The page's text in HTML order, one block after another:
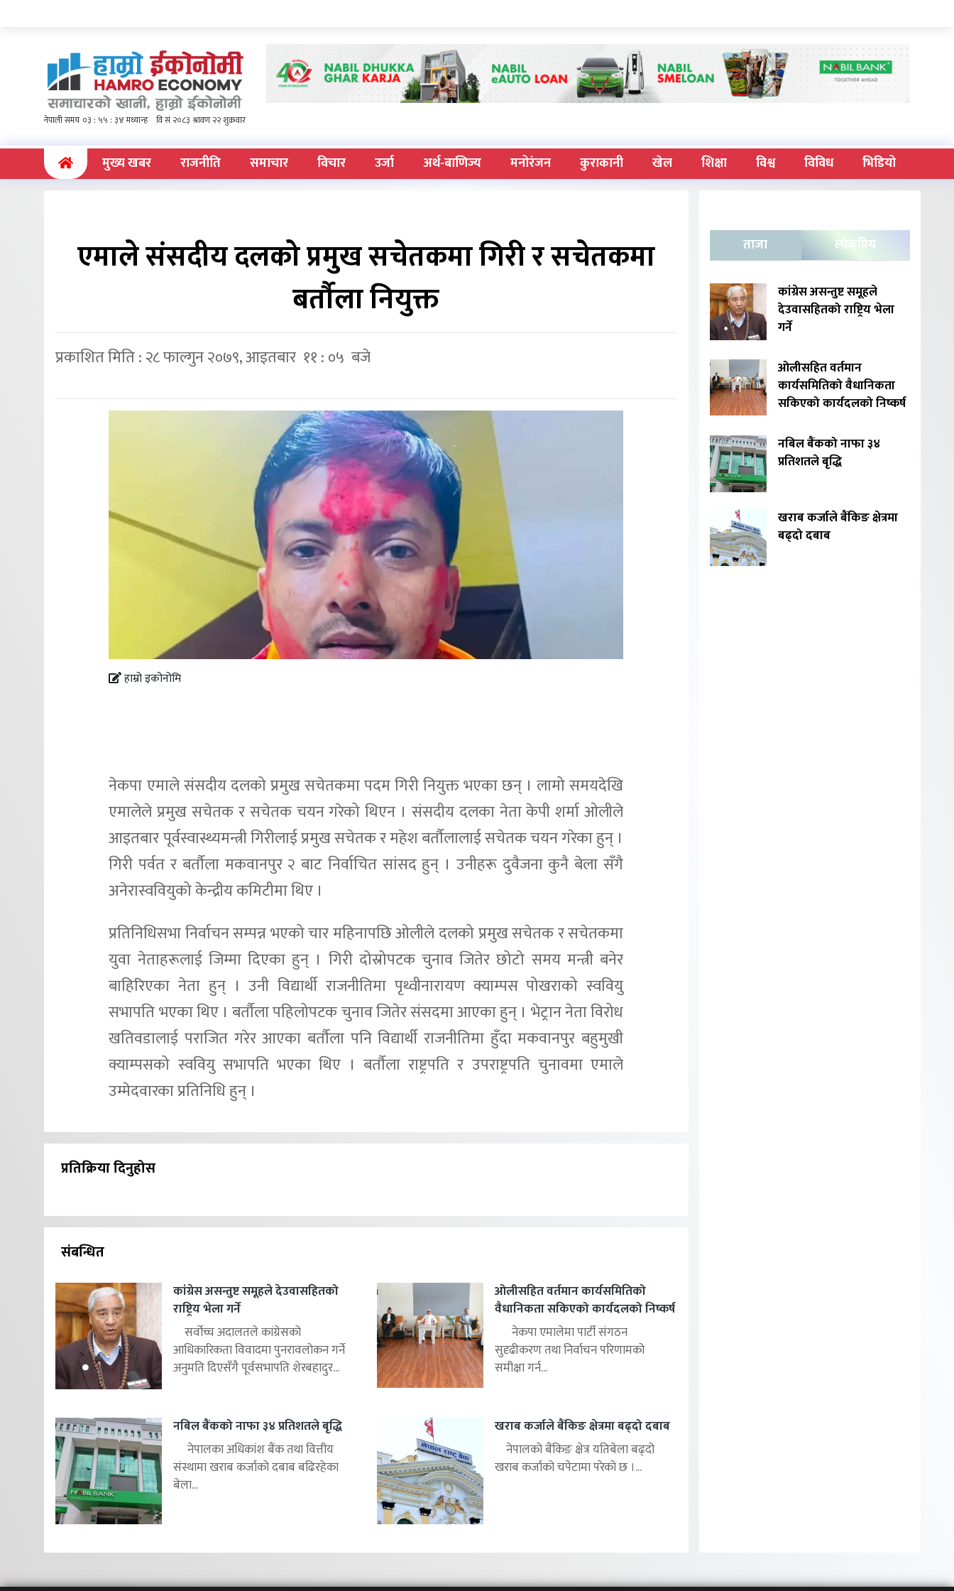
(current)मुख्य खबर राजनीति समाचार विचार उर्जा अर्थ-बाणिज्य मनोरंजन कुराकानी खेल शिक्षा विश्व विविध भिडियो
एमाले संसदीय दलको प्रमुख सचेतकमा गिरी र सचेतकमा
बर्तौला नियुक्त
प्रकाशित मिति : २८ फाल्गुन २०७९, आइतबार ११ : ०५ बजे
हाम्रो इकोनोमि
नेकपा एमाले संसदीय दलको प्रमुख सचेतकमा पदम गिरी नियुक्त भएका छन् । लामो समयदेखि
एमालेले प्रमुख सचेतक र सचेतक चयन गरेको थिएन । संसदीय दलका नेता केपी शर्मा ओलीले
आइतबार पूर्वस्वास्थ्यमन्त्री गिरीलाई प्रमुख सचेतक र महेश बर्तौलालाई सचेतक चयन गरेका हुन् ।
गिरी पर्वत र बर्तौला मकवानपुर २ बाट निर्वाचित सांसद हुन् । उनीहरू दुवैजना कुनै बेला सँगै
अनेरास्ववियुको केन्द्रीय कमिटीमा थिए ।
प्रतिनिधिसभा निर्वाचन सम्पन्न भएको चार महिनापछि ओलीले दलको प्रमुख सचेतक र सचेतकमा
युवा नेताहरूलाई जिम्मा दिएका हुन् । गिरी दोस्रोपटक चुनाव जितेर छोटो समय मन्त्री बनेर
बाहिरिएका नेता हुन् । उनी विद्यार्थी राजनीतिमा पृथ्वीनारायण क्याम्पस पोखराको स्ववियु
सभापति भएका थिए । बर्तौला पहिलोपटक चुनाव जितेर संसदमा आएका हुन् । भेट्रान नेता विरोध
खतिवडालाई पराजित गरेर आएका बर्तौला पनि विद्यार्थी राजनीतिमा हुँदा मकवानपुर बहुमुखी
क्याम्पसको स्ववियु सभापति भएका थिए । बर्तौला राष्ट्रपति र उपराष्ट्रपति चुनावमा एमाले
उम्मेदवारका प्रतिनिधि हुन् ।
प्रतिक्रिया दिनुहोस
संबन्धित
कांग्रेस असन्तुष्ट समूहले देउवासहितको
राष्ट्रिय भेला गर्ने
सर्वोच्च अदालतले कांग्रेसको
आधिकारिकता विवादमा पुनरावलोकन गर्ने
अनुमति दिएसँगै पूर्वसभापति शेरबहादुर...
ओलीसहित वर्तमान कार्यसमितिको
वैधानिकता सकिएको कार्यदलको निष्कर्ष
नेकपा एमालेमा पार्टी संगठन
सुदृढीकरण तथा निर्वाचन परिणामको
समीक्षा गर्न...
नबिल बैंकको नाफा ३४ प्रतिशतले बृद्धि
नेपालका अधिकांश बैंक तथा वित्तीय
संस्थामा खराब कर्जाको दबाब बढिरहेका
बेला...
खराब कर्जाले बैंकिङ क्षेत्रमा बढ्दो दबाब
नेपालको बैंकिङ क्षेत्र यतिबेला बढ्दो
खराब कर्जाको चपेटामा परेको छ ।...
ताजा लोकप्रिय
कांग्रेस असन्तुष्ट समूहले
देउवासहितको राष्ट्रिय भेला
गर्ने
ओलीसहित वर्तमान
कार्यसमितिको वैधानिकता
सकिएको कार्यदलको निष्कर्ष
नबिल बैंकको नाफा ३४
प्रतिशतले बृद्धि
खराब कर्जाले बैंकिङ क्षेत्रमा
बढ्दो दबाब